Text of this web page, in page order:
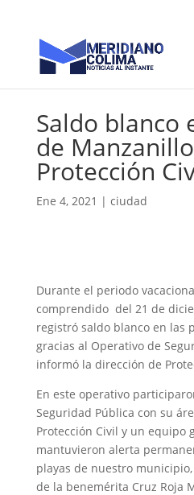
Saldo blanco
de
Protección
Ene 4, 2021 | ciudad
Durante el periodo
comprendido del 21 de
registró saldo blanco en las
gracias al Operativo de
informó la dirección de
En este operativo
Seguridad Pública con su
Protección Civil y un equipo
mantuvieron alerta
playas de nuestro
de la benemérita Cruz Roja